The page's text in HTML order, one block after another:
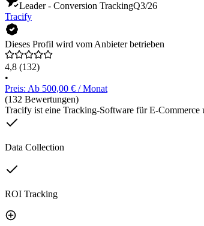
Leader - Conversion TrackingQ3/26
Tracify
Dieses Profil wird vom Anbieter betrieben
4,8 (132)
•
Preis: Ab 500,00 € / Monat
(132 Bewertungen)
Tracify ist eine Tracking-Software für E-
Data Collection
ROI Tracking